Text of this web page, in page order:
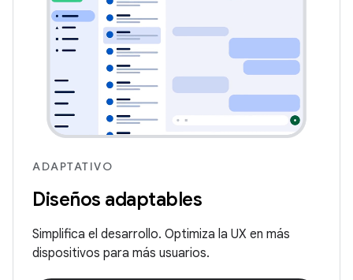
ADAPTATIVO
Diseños adaptables
Simplifica el desarrollo. Optimiza la UX en más
dispositivos para más usuarios.